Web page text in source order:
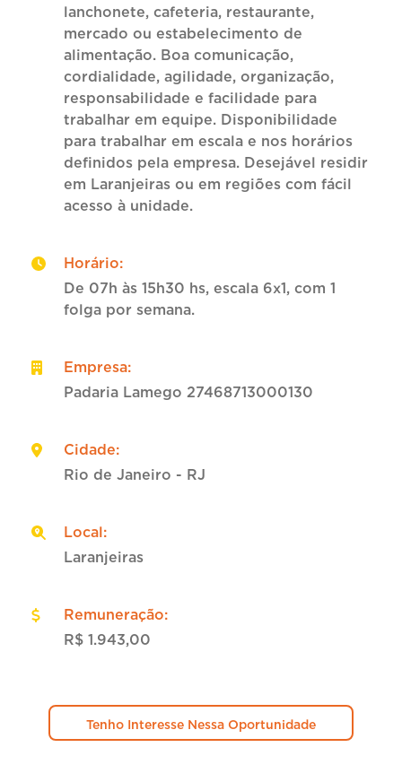
lanchonete, cafeteria, restaurante,
mercado ou estabelecimento de
alimentação. Boa comunicação,
cordialidade, agilidade, organização,
responsabilidade e facilidade para
trabalhar em equipe. Disponibilidade
para trabalhar em escala e nos horários
definidos pela empresa. Desejável residir
em Laranjeiras ou em regiões com fácil
acesso à unidade.
Horário:
De 07h às 15h30 hs, escala 6x1, com 1
folga por semana.
Empresa:
Padaria Lamego 27468713000130
Cidade:
Rio de Janeiro - RJ
Local:
Laranjeiras
Remuneração:
R$ 1.943,00
Tenho Interesse Nessa Oportunidade